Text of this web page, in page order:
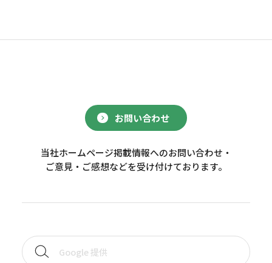
お問い合わせ
当社ホームページ掲載情報へのお問い合わせ・
ご意見・ご感想などを受け付けております。